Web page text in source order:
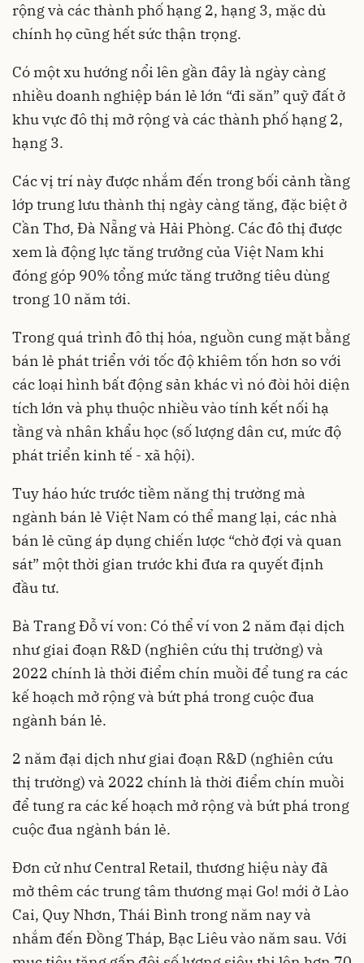
rộng và các thành phố hạng 2, hạng 3, mặc dù
chính họ cũng hết sức thận trọng.
Có một xu hướng nổi lên gần đây là ngày càng
nhiều doanh nghiệp bán lẻ lớn “đi săn” quỹ đất ở
khu vực đô thị mở rộng và các thành phố hạng 2,
hạng 3.
Các vị trí này được nhắm đến trong bối cảnh tầng
lớp trung lưu thành thị ngày càng tăng, đặc biệt ở
Cần Thơ, Đà Nẵng và Hải Phòng. Các đô thị được
xem là động lực tăng trưởng của Việt Nam khi
đóng góp 90% tổng mức tăng trưởng tiêu dùng
trong 10 năm tới.
Trong quá trình đô thị hóa, nguồn cung mặt bằng
bán lẻ phát triển với tốc độ khiêm tốn hơn so với
các loại hình bất động sản khác vì nó đòi hỏi diện
tích lớn và phụ thuộc nhiều vào tính kết nối hạ
tầng và nhân khẩu học (số lượng dân cư, mức độ
phát triển kinh tế - xã hội).
Tuy háo hức trước tiềm năng thị trường mà
ngành bán lẻ Việt Nam có thể mang lại, các nhà
bán lẻ cũng áp dụng chiến lược “chờ đợi và quan
sát” một thời gian trước khi đưa ra quyết định
đầu tư.
Bà Trang Đỗ ví von: Có thể ví von 2 năm đại dịch
như giai đoạn R&D (nghiên cứu thị trường) và
2022 chính là thời điểm chín muồi để tung ra các
kế hoạch mở rộng và bứt phá trong cuộc đua
ngành bán lẻ.
2 năm đại dịch như giai đoạn R&D (nghiên cứu
thị trường) và 2022 chính là thời điểm chín muồi
để tung ra các kế hoạch mở rộng và bứt phá trong
cuộc đua ngành bán lẻ.
Đơn cử như Central Retail, thương hiệu này đã
mở thêm các trung tâm thương mại Go! mới ở Lào
Cai, Quy Nhơn, Thái Bình trong năm nay và
nhắm đến Đồng Tháp, Bạc Liêu vào năm sau. Với